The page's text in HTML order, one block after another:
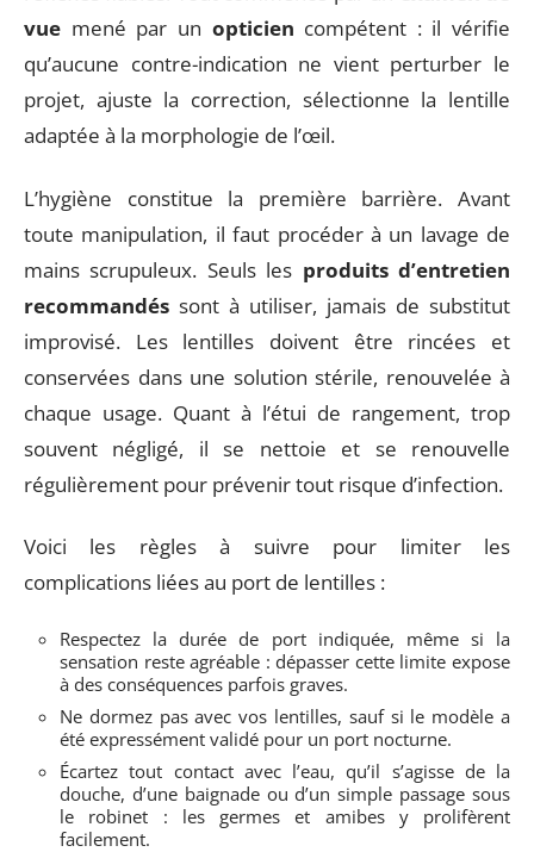
vue mené par un opticien compétent : il vérifie
qu’aucune contre-indication ne vient perturber le
projet, ajuste la correction, sélectionne la lentille
adaptée à la morphologie de l’œil.
L’hygiène constitue la première barrière. Avant
toute manipulation, il faut procéder à un lavage de
mains scrupuleux. Seuls les produits d’entretien
recommandés sont à utiliser, jamais de substitut
improvisé. Les lentilles doivent être rincées et
conservées dans une solution stérile, renouvelée à
chaque usage. Quant à l’étui de rangement, trop
souvent négligé, il se nettoie et se renouvelle
régulièrement pour prévenir tout risque d’infection.
Voici les règles à suivre pour limiter les
complications liées au port de lentilles :
Respectez la durée de port indiquée, même si la
sensation reste agréable : dépasser cette limite expose
à des conséquences parfois graves.
Ne dormez pas avec vos lentilles, sauf si le modèle a
été expressément validé pour un port nocturne.
Écartez tout contact avec l’eau, qu’il s’agisse de la
douche, d’une baignade ou d’un simple passage sous
le robinet : les germes et amibes y prolifèrent
facilement.